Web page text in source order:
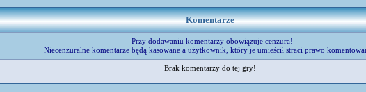
Komentarze
Przy dodawaniu komentarzy obowiązuje cenzura!
Niecenzuralne komentarze będą kasowane a użytkownik, który je umieścił straci prawo
Brak komentarzy do tej gry!